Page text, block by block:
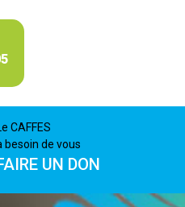
CAFFES
besoin de vous
UN DON